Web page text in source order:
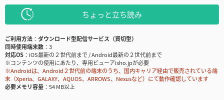
ちょっと立ち読み
ご利用方法
ダウンロード型配信サービス（買切型）
同時使用端末数
3
対応OS
iOS最新の２世代前まで / Android最新の２世代前まで
※コンテンツの使用にあたり、専用ビューアisho.jpが必要
※Androidは、Android２世代前の端末のうち、国内キャリア経由で販売されている端
末（Xperia、GALAXY、AQUOS、ARROWS、Nexusなど）にて動作確認しています
必要メモリ容量
54 MB以上